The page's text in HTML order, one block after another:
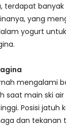
terdapat
yang
yogurt
mengalami
saat main ski
Posisi jatuh
dan tekanan